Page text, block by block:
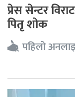
प्रेस सेन्टर
पितृ शोक
पहिलो